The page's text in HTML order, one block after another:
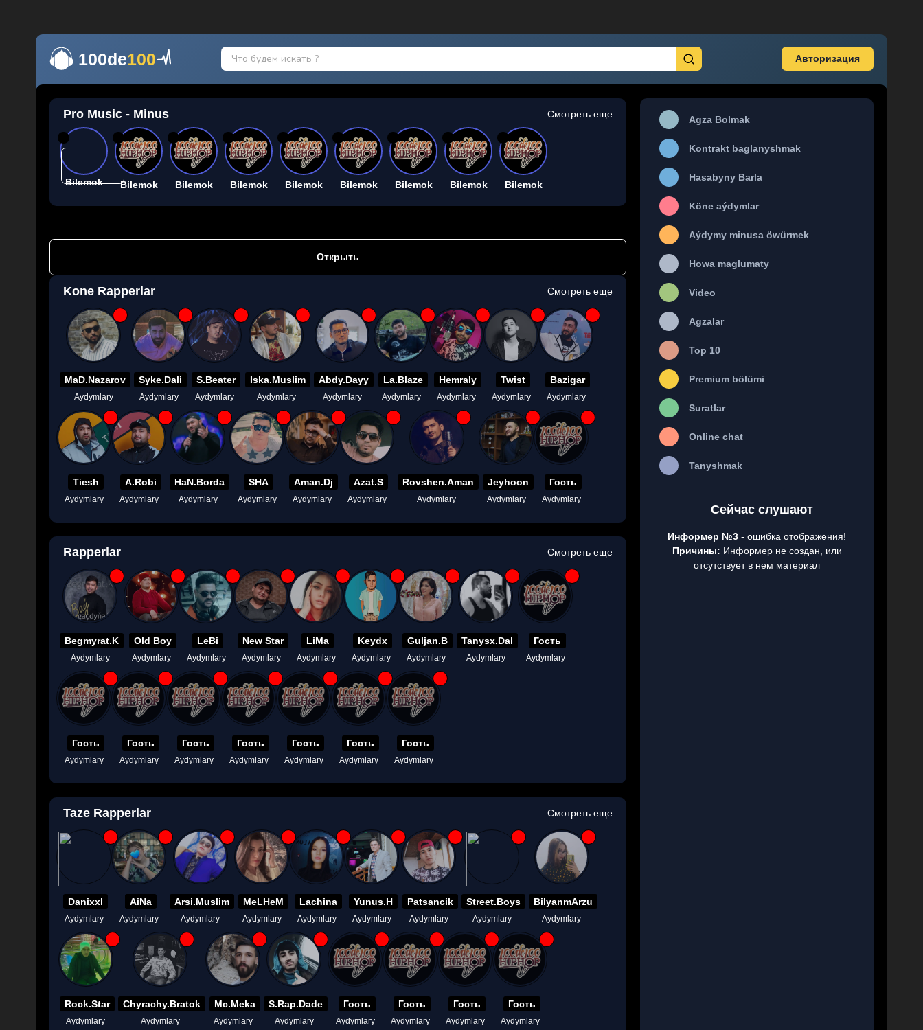
100de100 Авторизация
Pro Music - Minus Смотреть еще
Bilemok Bilemok Bilemok Bilemok Bilemok Bilemok Bilemok Bilemok Bilemok
Открыть
Kone Rapperlar Смотреть еще
MaD.Nazarov
Aydymlary
Syke.Dali
Aydymlary
S.Beater
Aydymlary
Iska.Muslim
Aydymlary
Abdy.Dayy
Aydymlary
La.Blaze
Aydymlary
Hemraly
Aydymlary
Twist
Aydymlary
Bazigar
Aydymlary
Tiesh
Aydymlary
A.Robi
Aydymlary
HaN.Borda
Aydymlary
SHA
Aydymlary
Aman.Dj
Aydymlary
Azat.S
Aydymlary
Rovshen.Aman
Aydymlary
Jeyhoon
Aydymlary
Гость
Aydymlary
Rapperlar Смотреть еще
Begmyrat.K
Aydymlary
Old Boy
Aydymlary
LeBi
Aydymlary
New Star
Aydymlary
LiMa
Aydymlary
Keydx
Aydymlary
Guljan.B
Aydymlary
Tanysx.Dal
Aydymlary
Гость
Aydymlary
Гость
Aydymlary
Гость
Aydymlary
Гость
Aydymlary
Гость
Aydymlary
Гость
Aydymlary
Гость
Aydymlary
Гость
Aydymlary
Taze Rapperlar Смотреть еще
Danixxl
Aydymlary
AiNa
Aydymlary
Arsi.Muslim
Aydymlary
MeLHeM
Aydymlary
Lachina
Aydymlary
Yunus.H
Aydymlary
Patsancik
Aydymlary
Street.Boys
Aydymlary
BilyanmArzu
Aydymlary
Rock.Star
Aydymlary
Chyrachy.Bratok
Aydymlary
Mc.Meka
Aydymlary
S.Rap.Dade
Aydymlary
Гость
Aydymlary
Гость
Aydymlary
Гость
Aydymlary
Гость
Aydymlary
Agza Bolmak
Kontrakt baglanyshmak
Hasabyny Barla
Köne aýdymlar
Aýdymy minusa öwürmek
Howa maglumaty
Video
Agzalar
Top 10
Premium bölümi
Suratlar
Online chat
Tanyshmak
Сейчас слушают
Информер №3 - ошибка отображения!
Причины: Информер не создан, или
отсутствует в нем материал